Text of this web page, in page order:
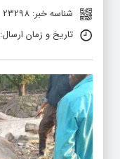
شناسه خبر: 23298
تاریخ و زمان ارسال: 25 تیر 1402 ساعت 10:37